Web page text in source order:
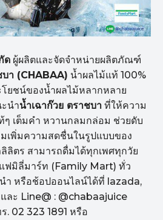
ด ผู้ผลิตและจัดจำหน่ายผลิตภัณฑ์
บา (CHABAA) น้ำผลไม้แท้ 100%
โยชน์ของน้ำผลไม้หลากหลาย
นำน้ำเฉาก๊วย ตราชบา ที่ให้ความ
ๆ เต็มคำ หวานกลมกล่อม ช่วยดับ
เพิ่มความสดชื่นในรูปแบบของ
ลิตร สามารถดื่มได้ทุกเพศทุกวัย
ฟมิลี่มาร์ท (Family Mart) ทั่ว
ำ หรือช้อปออนไลน์ได้ที่ lazada,
ละ Line@ : @chabaajuice
. 02 323 1891 หรือ